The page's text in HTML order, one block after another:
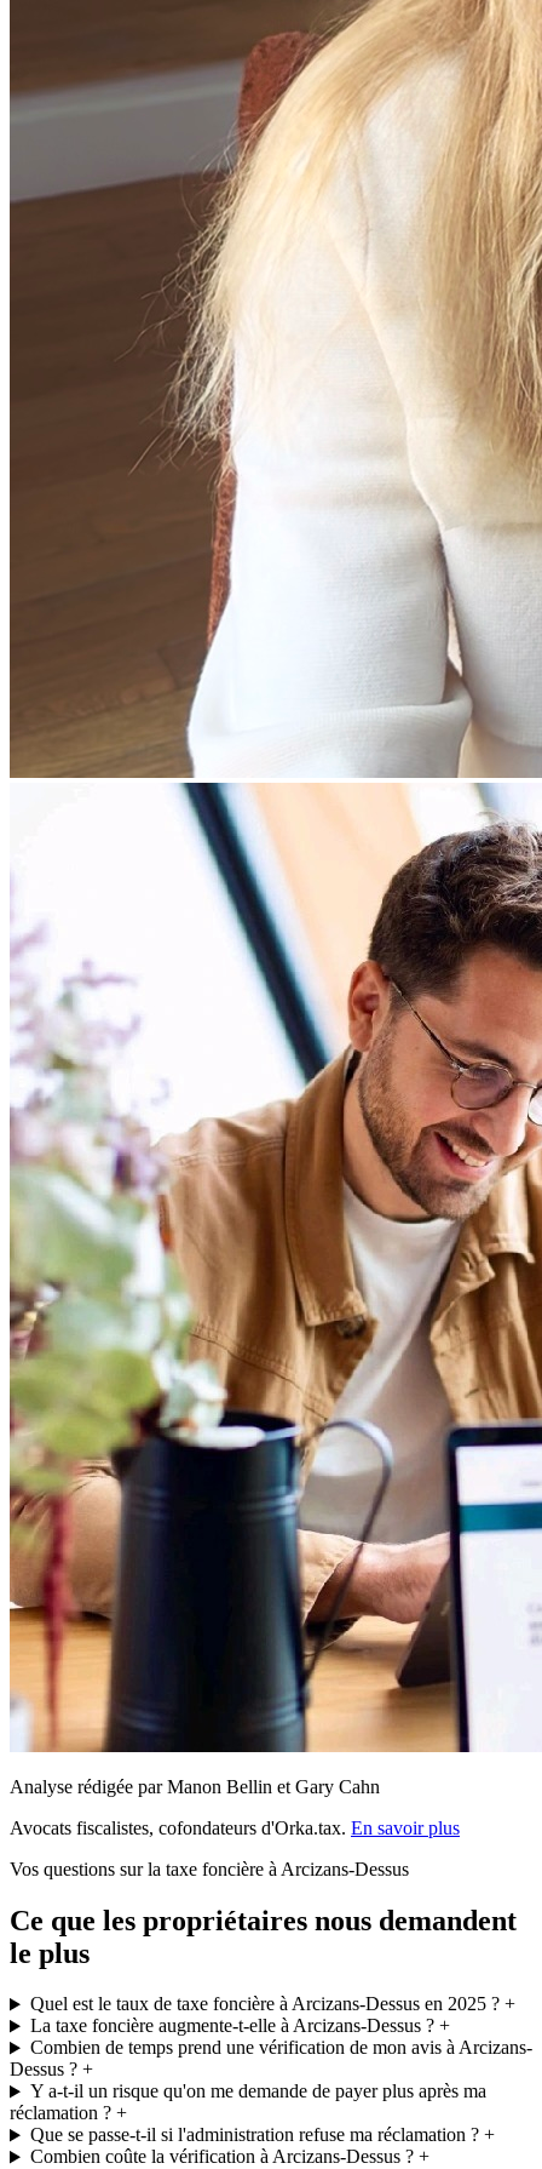
Analyse rédigée par Manon Bellin et Gary Cahn
Avocats fiscalistes, cofondateurs d'Orka.tax. En savoir plus
Vos questions sur la taxe foncière à Arcizans-Dessus
Ce que les propriétaires nous demandent
le plus
Quel est le taux de taxe foncière à Arcizans-Dessus en 2025 ?+
La taxe foncière augmente-t-elle à Arcizans-Dessus ?+
Combien de temps prend une vérification de mon avis à Arcizans-
Dessus ? +
Y a-t-il un risque qu'on me demande de payer plus après ma
réclamation ? +
Que se passe-t-il si l'administration refuse ma réclamation ?+
Combien coûte la vérification à Arcizans-Dessus ?+